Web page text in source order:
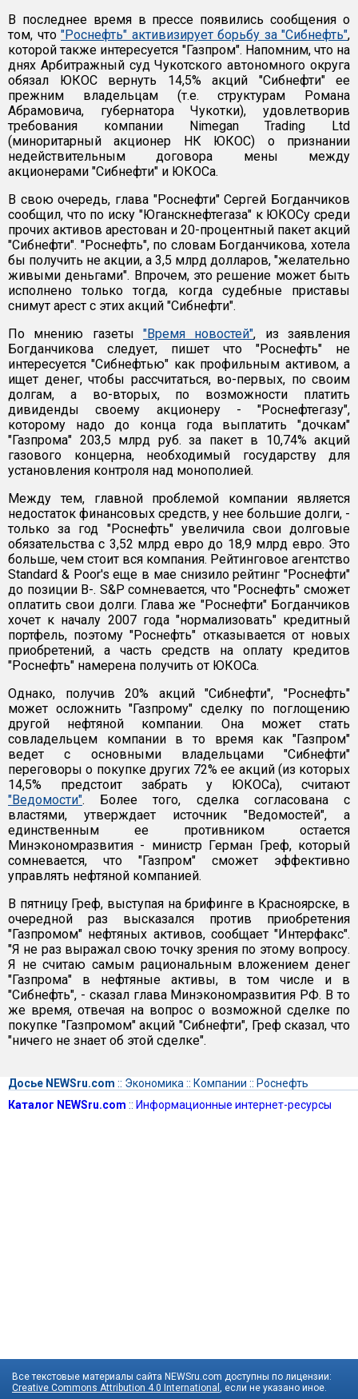
В последнее время в прессе появились сообщения о
том, что "Роснефть" активизирует борьбу за "Сибнефть",
которой также интересуется "Газпром". Напомним, что на
днях Арбитражный суд Чукотского автономного округа
обязал ЮКОС вернуть 14,5% акций "Сибнефти" ее
прежним владельцам (т.е. структурам Романа
Абрамовича, губернатора Чукотки), удовлетворив
требования компании Nimegan Trading Ltd
(миноритарный акционер НК ЮКОС) о признании
недействительным договора мены между
акционерами "Сибнефти" и ЮКОСа.
В свою очередь, глава "Роснефти" Сергей Богданчиков
сообщил, что по иску "Юганскнефтегаза" к ЮКОСу среди
прочих активов арестован и 20-процентный пакет акций
"Сибнефти". "Роснефть", по словам Богданчикова, хотела
бы получить не акции, а 3,5 млрд долларов, "желательно
живыми деньгами". Впрочем, это решение может быть
исполнено только тогда, когда судебные приставы
снимут арест с этих акций "Сибнефти".
По мнению газеты "Время новостей", из заявления
Богданчикова следует, пишет что "Роснефть" не
интересуется "Сибнефтью" как профильным активом, а
ищет денег, чтобы рассчитаться, во-первых, по своим
долгам, а во-вторых, по возможности платить
дивиденды своему акционеру - "Роснефтегазу",
которому надо до конца года выплатить "дочкам"
"Газпрома" 203,5 млрд руб. за пакет в 10,74% акций
газового концерна, необходимый государству для
установления контроля над монополией.
Между тем, главной проблемой компании является
недостаток финансовых средств, у нее большие долги, -
только за год "Роснефть" увеличила свои долговые
обязательства с 3,52 млрд евро до 18,9 млрд евро. Это
больше, чем стоит вся компания. Рейтинговое агентство
Standard & Poor's еще в мае снизило рейтинг "Роснефти"
до позиции B-. S&P сомневается, что "Роснефть" сможет
оплатить свои долги. Глава же "Роснефти" Богданчиков
хочет к началу 2007 года "нормализовать" кредитный
портфель, поэтому "Роснефть" отказывается от новых
приобретений, а часть средств на оплату кредитов
"Роснефть" намерена получить от ЮКОСа.
Однако, получив 20% акций "Сибнефти", "Роснефть"
может осложнить "Газпрому" сделку по поглощению
другой нефтяной компании. Она может стать
совладельцем компании в то время как "Газпром"
ведет с основными владельцами "Сибнефти"
переговоры о покупке других 72% ее акций (из которых
14,5% предстоит забрать у ЮКОСа), считают
"Ведомости". Более того, сделка согласована с
властями, утверждает источник "Ведомостей", а
единственным ее противником остается
Минэкономразвития - министр Герман Греф, который
сомневается, что "Газпром" сможет эффективно
управлять нефтяной компанией.
В пятницу Греф, выступая на брифинге в Красноярске, в
очередной раз высказался против приобретения
"Газпромом" нефтяных активов, сообщает "Интерфакс".
"Я не раз выражал свою точку зрения по этому вопросу.
Я не считаю самым рациональным вложением денег
"Газпрома" в нефтяные активы, в том числе и в
"Сибнефть", - сказал глава Минэкономразвития РФ. В то
же время, отвечая на вопрос о возможной сделке по
покупке "Газпромом" акций "Сибнефти", Греф сказал, что
"ничего не знает об этой сделке".
Досье NEWSru.com :: Экономика :: Компании :: Роснефть
Каталог NEWSru.com :: Информационные интернет-ресурсы
Все текстовые материалы сайта NEWSru.com доступны по лицензии:
Creative Commons Attribution 4.0 International
, если не указано иное.